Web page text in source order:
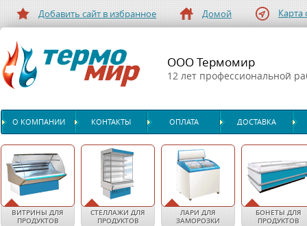
Добавить сайт в избранное Домой Карта
ООО Термомир
12 лет профессиональной
О КОМПАНИИ КОНТАКТЫ ОПЛАТА ДОСТАВКА
ВИТРИНЫ ДЛЯ
ПРОДУКТОВ
СТЕЛЛАЖИ ДЛЯ
ПРОДУКТОВ
ЛАРИ ДЛЯ
ЗАМОРОЗКИ
БОНЕТЫ ДЛЯ
ПРОДУКТОВ